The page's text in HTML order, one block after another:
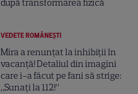
după transformarea fizică
VEDETE ROMÂNEŞTI
Mira a renunțat la inhibiții în
vacanță! Detaliul din imagini
care i-a făcut pe fani să strige:
„Sunați la 112!”